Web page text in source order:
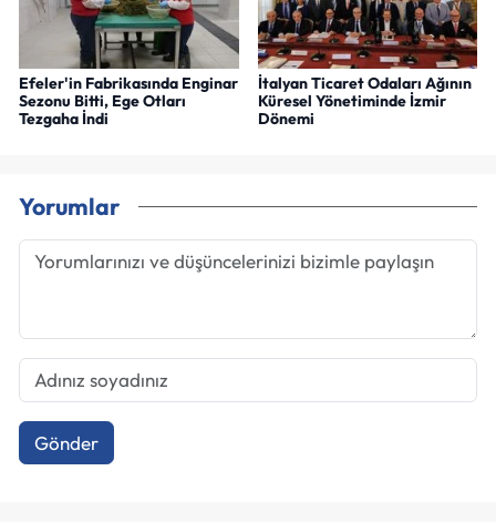
Efeler'in Fabrikasında Enginar
Sezonu Bitti, Ege Otları
Tezgaha İndi
İtalyan Ticaret Odaları Ağının
Küresel Yönetiminde İzmir
Dönemi
Yorumlar
Gönder